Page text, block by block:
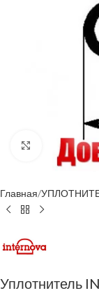
Click to
Главная
Уплотнитель